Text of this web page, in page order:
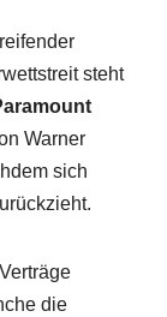
steht
Warner
sich
die